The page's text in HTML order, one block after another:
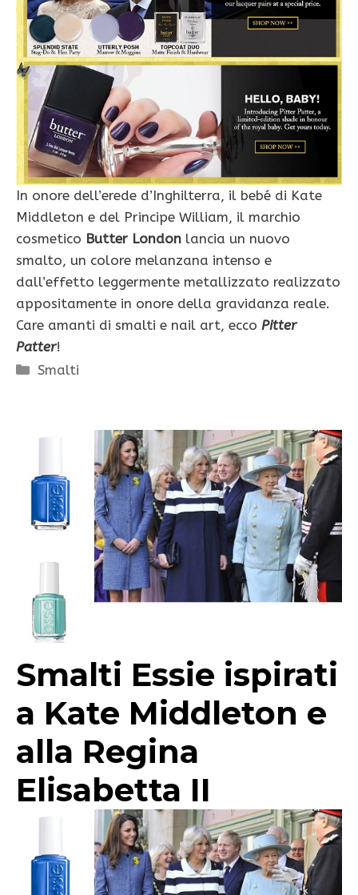
In onore dell’erede d’Inghilterra, il bebé di Kate
Middleton e del Principe William, il marchio
cosmetico Butter London lancia un nuovo
smalto, un colore melanzana intenso e
dall’effetto leggermente metallizzato realizzato
appositamente in onore della gravidanza reale.
Care amanti di smalti e nail art, ecco Pitter
Patter!
Categorie
Smalti
Smalti Essie ispirati
a Kate Middleton e
alla Regina
Elisabetta II